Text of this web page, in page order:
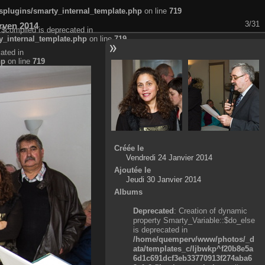
smarty_internal_template.php on line 719
2014 3/31
is deprecated in
on line 719
in
on line 719
Créée le
Vendredi 24 Janvier 2014
Ajoutée le
Jeudi 30 Janvier 2014
Albums
Deprecated: Creation of dynamic
property Smarty_Variable::$do_else
is deprecated in
/home/quemperv/www/photos/_d
ata/templates_c/ljbwkp^f20b8e5a
6d1c691dcf3eb33770913f274aba6